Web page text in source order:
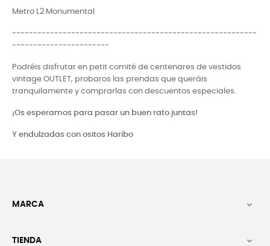
Metro L2 Monumental
----------------------------------------------------------
-----------------------
Podréis disfrutar en petit comité de centenares de vestidos
vintage OUTLET, probaros las prendas que queráis
tranquilamente y comprarlas con descuentos especiales.
¡Os esperamos para pasar un buen rato juntas!
Y endulzadas con ositos Haribo
MARCA 
TIENDA 